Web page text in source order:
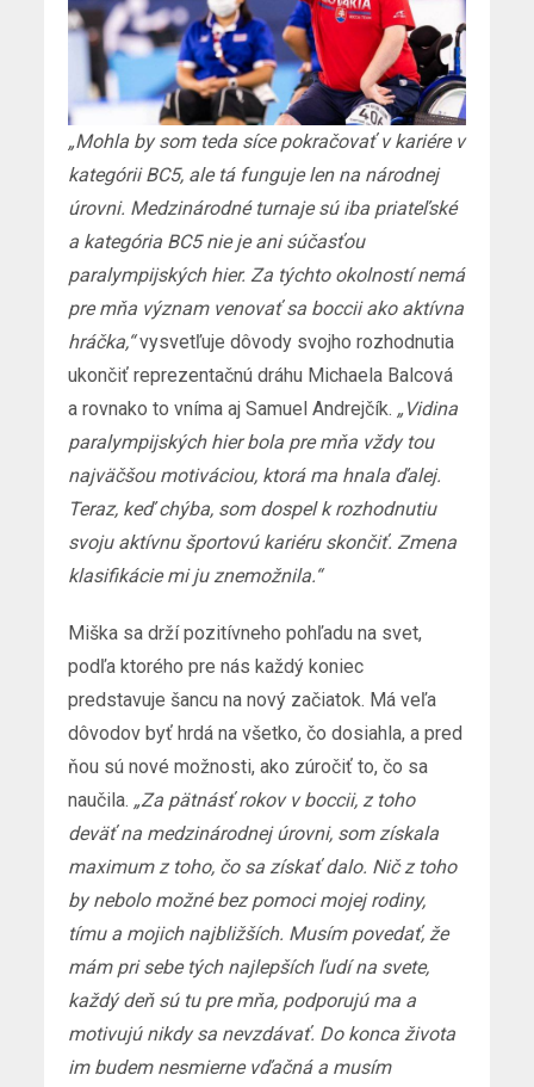
„Mohla by som teda síce pokračovať v kariére v
kategórii BC5, ale tá funguje len na národnej
úrovni. Medzinárodné turnaje sú iba priateľské
a kategória BC5 nie je ani súčasťou
paralympijských hier. Za týchto okolností nemá
pre mňa význam venovať sa boccii ako aktívna
hráčka,“vysvetľuje dôvody svojho rozhodnutia
ukončiť reprezentačnú dráhu Michaela Balcová
a rovnako to vníma aj Samuel Andrejčík. „Vidina
paralympijských hier bola pre mňa vždy tou
najväčšou motiváciou, ktorá ma hnala ďalej.
Teraz, keď chýba, som dospel k rozhodnutiu
svoju aktívnu športovú kariéru skončiť. Zmena
klasifikácie mi ju znemožnila.“
Miška sa drží pozitívneho pohľadu na svet,
podľa ktorého pre nás každý koniec
predstavuje šancu na nový začiatok. Má veľa
dôvodov byť hrdá na všetko, čo dosiahla, a pred
ňou sú nové možnosti, ako zúročiť to, čo sa
naučila. „Za pätnásť rokov v boccii, z toho
deväť na medzinárodnej úrovni, som získala
maximum z toho, čo sa získať dalo. Nič z toho
by nebolo možné bez pomoci mojej rodiny,
tímu a mojich najbližších. Musím povedať, že
mám pri sebe tých najlepších ľudí na svete,
každý deň sú tu pre mňa, podporujú ma a
motivujú nikdy sa nevzdávať. Do konca života
im budem nesmierne vďačná a musím